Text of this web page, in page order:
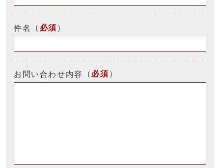
件名 （ 必須 ）
お問い合わせ内容 （ 必須 ）